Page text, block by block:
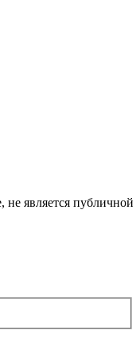
не является публичной